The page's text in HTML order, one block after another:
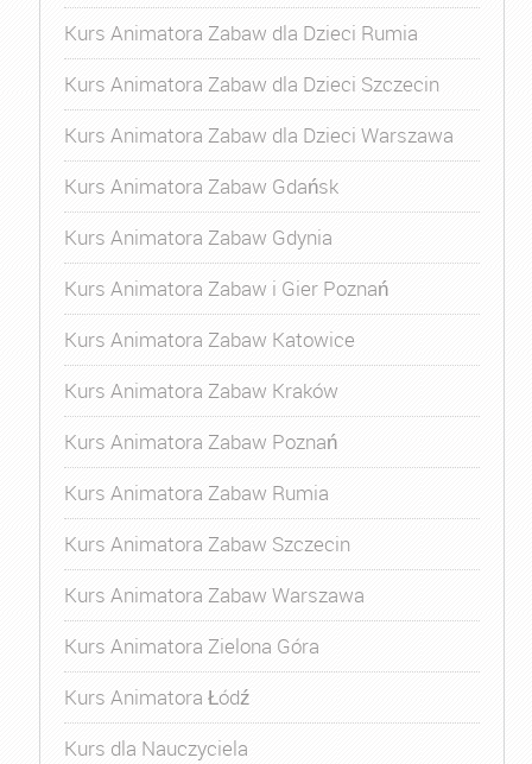
Kurs Animatora Zabaw dla Dzieci Rumia
Kurs Animatora Zabaw dla Dzieci Szczecin
Kurs Animatora Zabaw dla Dzieci Warszawa
Kurs Animatora Zabaw Gdańsk
Kurs Animatora Zabaw Gdynia
Kurs Animatora Zabaw i Gier Poznań
Kurs Animatora Zabaw Katowice
Kurs Animatora Zabaw Kraków
Kurs Animatora Zabaw Poznań
Kurs Animatora Zabaw Rumia
Kurs Animatora Zabaw Szczecin
Kurs Animatora Zabaw Warszawa
Kurs Animatora Zielona Góra
Kurs Animatora Łódź
Kurs dla Nauczyciela